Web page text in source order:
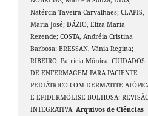
Natércia Taveira Carvalhaes; CLAPIS,
Maria José; DÁZIO, Eliza Maria
Rezende; COSTA, Andréia Cristina
Barbosa; BRESSAN, Vânia Regina;
RIBEIRO, Patrícia Mônica. CUIDADOS
DE ENFERMAGEM PARA PACIENTE
PEDIÁTRICO COM DERMATITE
E EPIDERMÓLISE BOLHOSA:
INTEGRATIVA.Arquivos de Ciências